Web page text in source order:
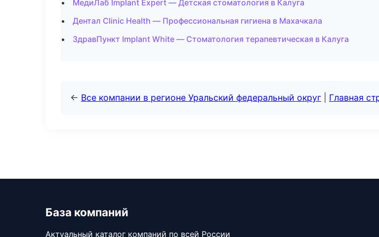
МедиЛаб Implant Expert — Детская стоматология в Калуга
Дентал Clinic Health — Профессиональная гигиена в Махачкала
ЗдравПункт Implant White — Стоматология терапевтическая в Калуга
← Все компании в регионе Уральский федеральный округ Главная
База компаний
Актуальный каталог компаний по всей России